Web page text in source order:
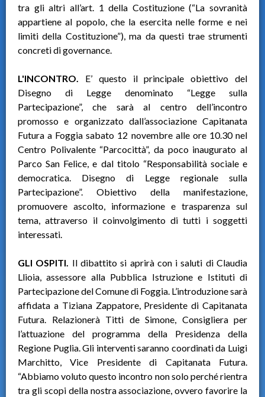
tra gli altri all’art. 1 della Costituzione (“La sovranità
appartiene al popolo, che la esercita nelle forme e nei
limiti della Costituzione”), ma da questi trae strumenti
concreti di governance.
L'INCONTRO. E’ questo il principale obiettivo del
Disegno di Legge denominato “Legge sulla
Partecipazione”, che sarà al centro dell’incontro
promosso e organizzato dall’associazione Capitanata
Futura a Foggia sabato 12 novembre alle ore 10.30 nel
Centro Polivalente “Parcocittà”, da poco inaugurato al
Parco San Felice, e dal titolo “Responsabilità sociale e
democratica. Disegno di Legge regionale sulla
Partecipazione”. Obiettivo della manifestazione,
promuovere ascolto, informazione e trasparenza sul
tema, attraverso il coinvolgimento di tutti i soggetti
interessati.
GLI OSPITI. Il dibattito si aprirà con i saluti di Claudia
Llioia, assessore alla Pubblica Istruzione e Istituti di
Partecipazione del Comune di Foggia. L’introduzione sarà
affidata a Tiziana Zappatore, Presidente di Capitanata
Futura. Relazionerà Titti de Simone, Consigliera per
l’attuazione del programma della Presidenza della
Regione Puglia. Gli interventi saranno coordinati da Luigi
Marchitto, Vice Presidente di Capitanata Futura.
“Abbiamo voluto questo incontro non solo perché rientra
tra gli scopi della nostra associazione, ovvero favorire la